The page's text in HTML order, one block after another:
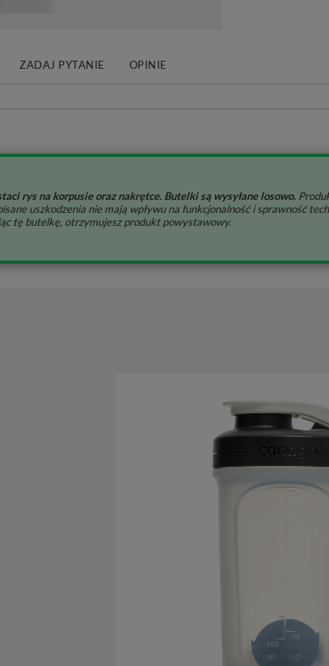
ZADAJ PYTANIE OPINIE
rys na korpusie oraz nakrętce. Butelki są wysyłane losowo.
uszkodzenia nie mają wpływu na funkcjonalność i sprawność
tę butelkę, otrzymujesz produkt powystawowy.